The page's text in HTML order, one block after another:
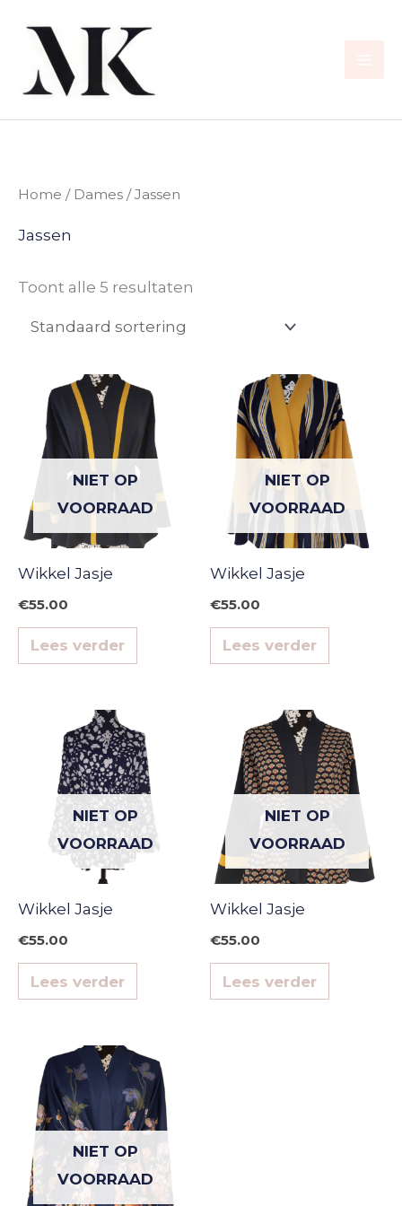
inhoud
Home / Dames / Jassen
Jassen
Toont alle 5 resultaten
NIET OP
VOORRAAD
Wikkel Jasje
€55.00
Lees verder
NIET OP
VOORRAAD
Wikkel Jasje
€55.00
Lees verder
NIET OP
VOORRAAD
Wikkel Jasje
€55.00
Lees verder
NIET OP
VOORRAAD
Wikkel Jasje
€55.00
Lees verder
NIET OP
VOORRAAD